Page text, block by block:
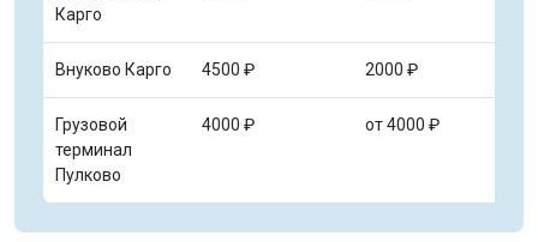
Карго
Внуково Карго 4500 ₽ 2000 ₽
Грузовой
терминал
Пулково
4000 ₽ от 4000 ₽